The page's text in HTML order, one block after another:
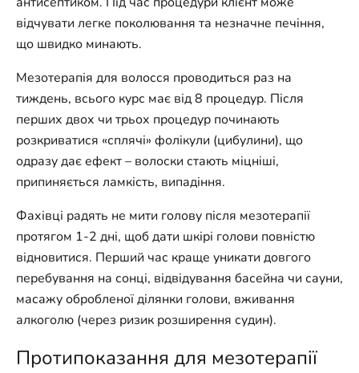
відчувати легке поколювання та незначне печіння,
що швидко минають.
Мезотерапія для волосся проводиться раз на
тиждень, всього курс має від 8 процедур. Після
перших двох чи трьох процедур починають
розкриватися «сплячі» фолікули (цибулини), що
одразу дає ефект – волоски стають міцніші,
припиняється ламкість, випадіння.
Фахівці радять не мити голову після мезотерапії
протягом 1-2 дні, щоб дати шкірі голови повністю
відновитися. Перший час краще уникати довгого
перебування на сонці, відвідування басейна чи сауни,
масажу обробленої ділянки голови, вживання
алкоголю (через ризик розширення судин).
Протипоказання для мезотерапії